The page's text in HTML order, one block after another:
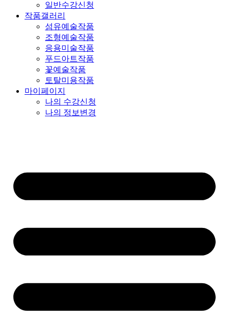
일반수강신청
작품갤러리
섬유예술작품
조형예술작품
응용미술작품
푸드아트작품
꽃예술작품
토탈미용작품
마이페이지
나의 수강신청
나의 정보변경